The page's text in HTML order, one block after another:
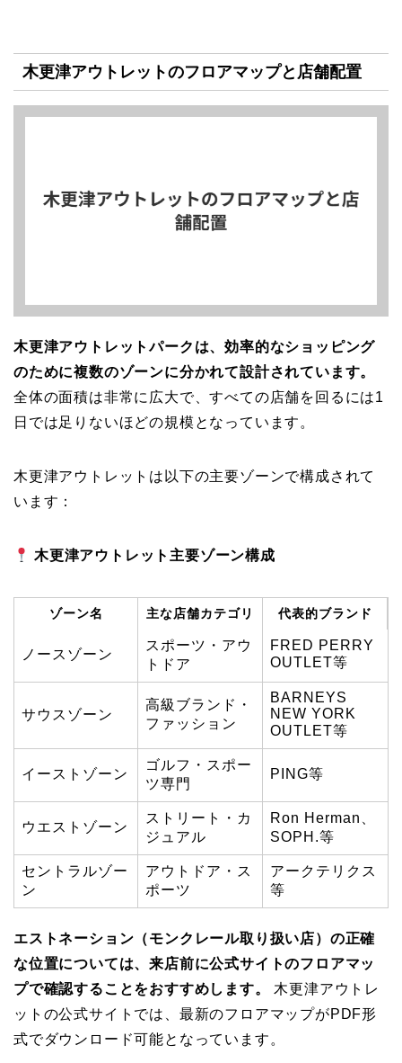
木更津アウトレットのフロアマップと店舗配置
木更津アウトレットパークは、効率的なショッピング
のために複数のゾーンに分かれて設計されています。
全体の面積は非常に広大で、すべての店舗を回るには1
日では足りないほどの規模となっています。
木更津アウトレットは以下の主要ゾーンで構成されて
います：
木更津アウトレット主要ゾーン構成
ゾーン名 主な店舗カテゴリ 代表的ブランド
ノースゾーン
スポーツ・アウ
トドア
FRED PERRY
OUTLET等
サウスゾーン
高級ブランド・
ファッション
BARNEYS
NEW YORK
OUTLET等
イーストゾーン
ゴルフ・スポー
ツ専門
PING等
ウエストゾーン
ストリート・カ
ジュアル
Ron Herman、
SOPH.等
セントラルゾー
ン
アウトドア・ス
ポーツ
アークテリクス
等
エストネーション（モンクレール取り扱い店）の正確
な位置については、来店前に公式サイトのフロアマッ
プで確認することをおすすめします。
木更津アウトレ
ットの公式サイトでは、最新のフロアマップがPDF形
式でダウンロード可能となっています。